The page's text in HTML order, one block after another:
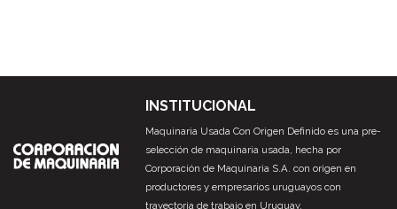
de
9
INSTITUCIONAL
Maquinaria Usada Con Origen Definido es una pre-
selección de maquinaria usada, hecha por
Corporación de Maquinaria S.A. con origen en
productores y empresarios uruguayos con
trayectoria de trabajo en Uruguay.